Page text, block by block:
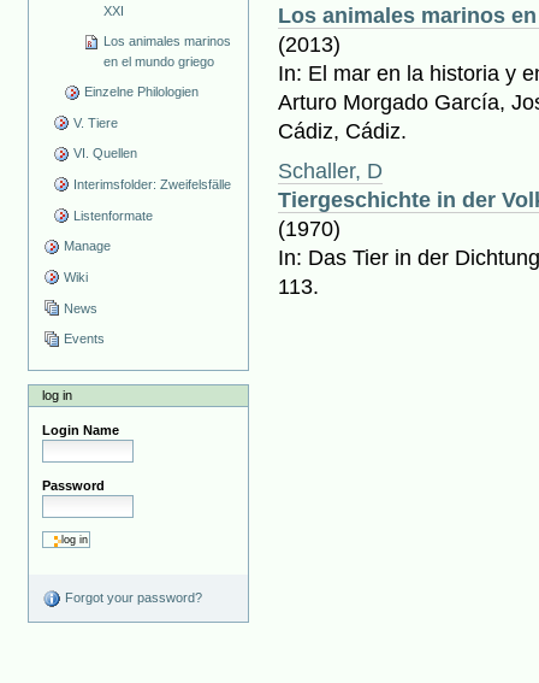
XXI
Los animales marinos
en el mundo griego
Einzelne Philologien
V. Tiere
VI. Quellen
Interimsfolder: Zweifelsfälle
Listenformate
Manage
Wiki
News
Events
log in
Login Name
Password
Forgot your password?
Los animales marinos
(2013)
In: El mar en la historia y
Arturo Morgado García,
Cádiz, Cádiz.
Schaller, D
Tiergeschichte in der
(1970)
In: Das Tier in der
113.